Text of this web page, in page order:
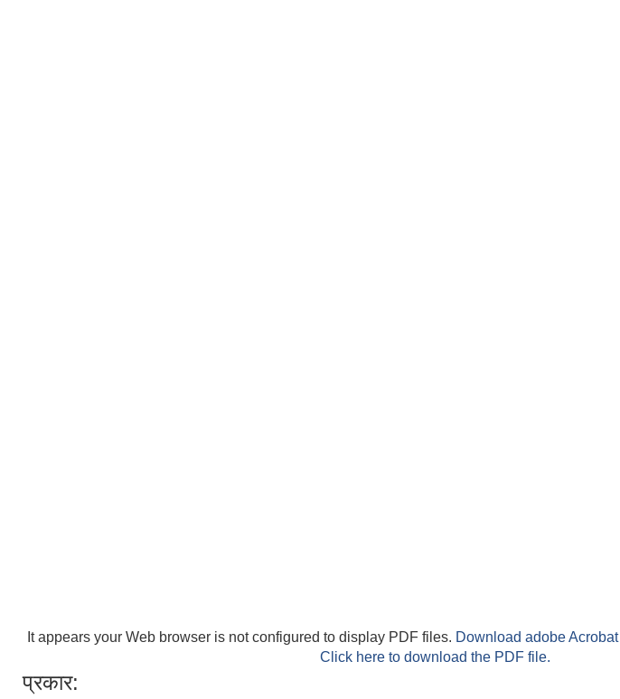
It appears your Web browser is not configured to display PDF files. Download adobe Acrobat
Click here to download the PDF file.
प्रकार: